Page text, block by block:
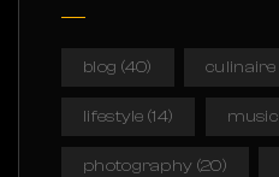
blog (40) culinaire
lifestyle (14) music
photography (20)